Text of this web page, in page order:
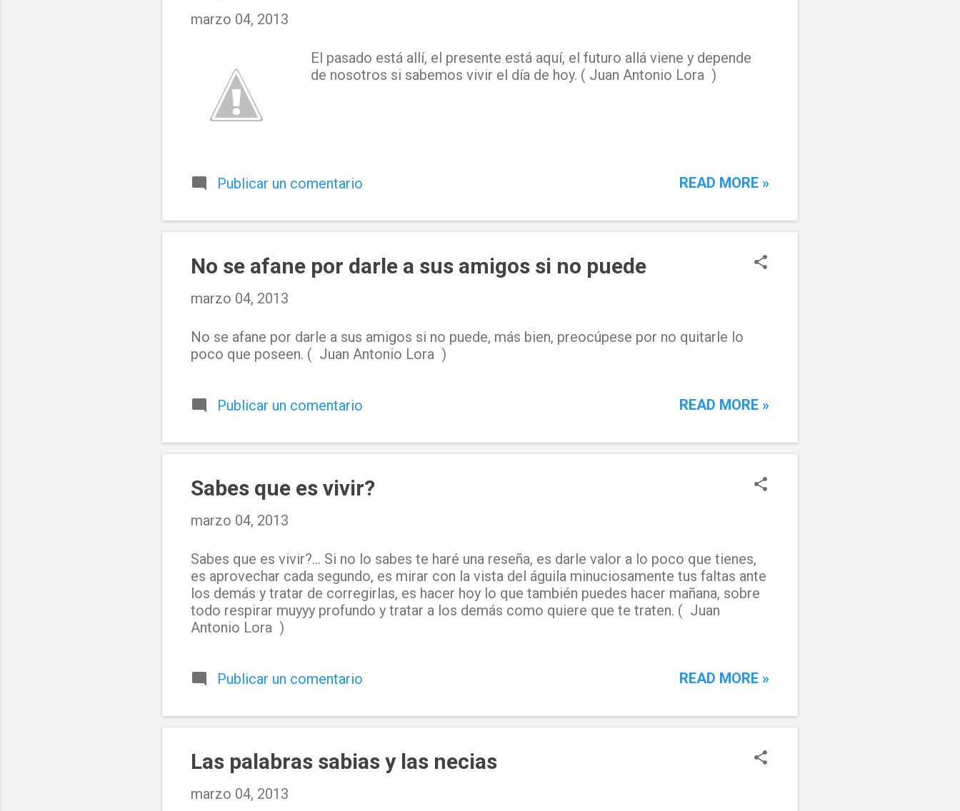
marzo 04, 2013
El pasado está allí, el presente está aquí, el futuro allá viene y depende
de nosotros si sabemos vivir el día de hoy. ( Juan Antonio Lora )
Publicar un comentario READ MORE »
No se afane por darle a sus amigos si no puede
marzo 04, 2013
No se afane por darle a sus amigos si no puede, más bien, preocúpese por no quitarle lo
poco que poseen. ( Juan Antonio Lora )
Publicar un comentario READ MORE »
Sabes que es vivir?
marzo 04, 2013
Sabes que es vivir?... Si no lo sabes te haré una reseña, es darle valor a lo poco que tienes,
es aprovechar cada segundo, es mirar con la vista del águila minuciosamente tus faltas ante
los demás y tratar de corregirlas, es hacer hoy lo que también puedes hacer mañana, sobre
todo respirar muyyy profundo y tratar a los demás como quiere que te traten. ( Juan
Antonio Lora )
Publicar un comentario READ MORE »
Las palabras sabias y las necias
marzo 04, 2013